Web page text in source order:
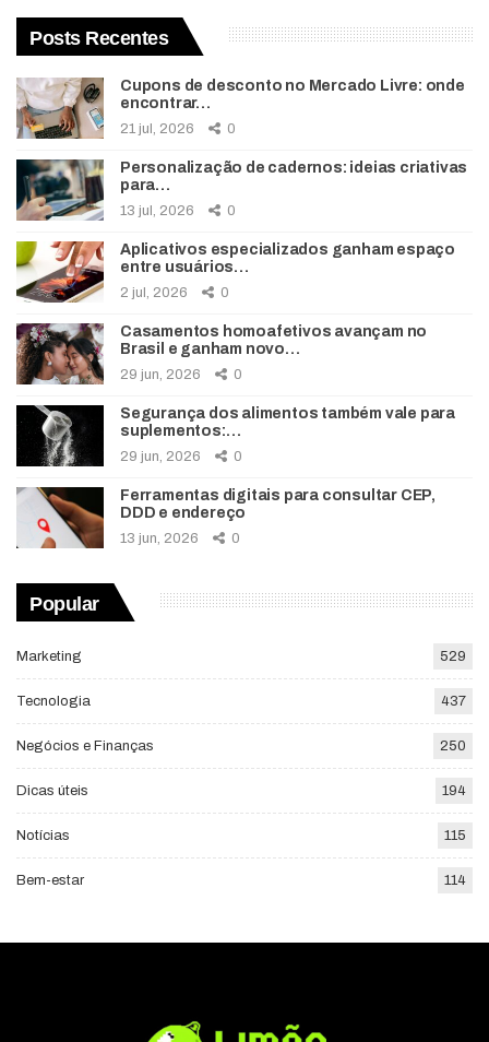
Posts Recentes
Cupons de desconto no Mercado Livre: onde
encontrar…
21 jul, 2026 0
Personalização de cadernos: ideias criativas
para…
13 jul, 2026 0
Aplicativos especializados ganham espaço
entre usuários…
2 jul, 2026 0
Casamentos homoafetivos avançam no
Brasil e ganham novo…
29 jun, 2026 0
Segurança dos alimentos também vale para
suplementos:…
29 jun, 2026 0
Ferramentas digitais para consultar CEP,
DDD e endereço
13 jun, 2026 0
Popular
Marketing 529
Tecnologia 437
Negócios e Finanças 250
Dicas úteis 194
Notícias 115
Bem-estar 114